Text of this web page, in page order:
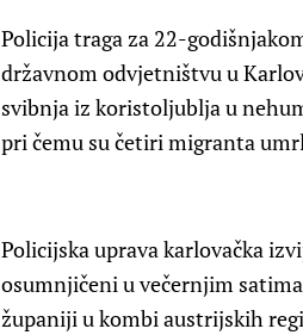
Policija traga za 22-
državnom odvjetništvu u
svibnja iz koristoljublja u
pri čemu su četiri migranta
Policijska uprava karlovačka
osumnjičeni u večernjim
županiji u kombi austrijskih